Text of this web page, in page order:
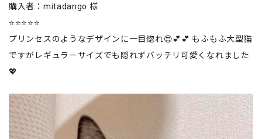
購入者：mitadango 様
⭐⭐⭐⭐⭐
プリンセスのようなデザインに一目惚れ😍💕💕 もふもふ大型猫
ですがレギュラーサイズでも隠れずバッチリ可愛くなれました
💖